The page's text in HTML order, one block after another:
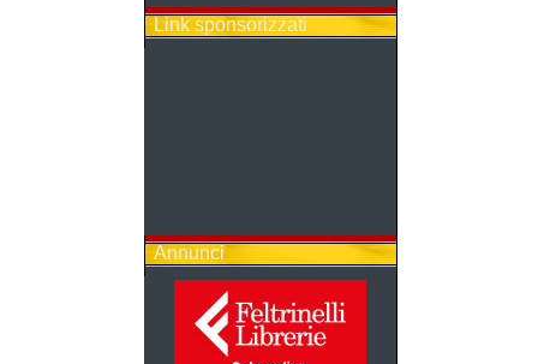
Link sponsorizzati
Annunci